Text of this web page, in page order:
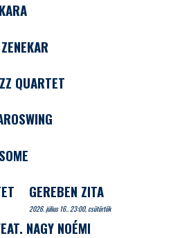
QUARTET
GEREBEN ZITA
2026. július 16.. 23:00, csütörtök
NAGY NOÉMI